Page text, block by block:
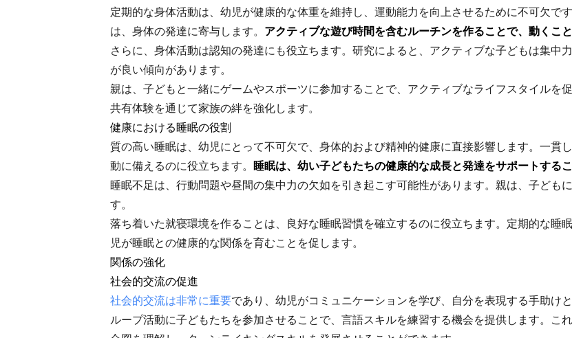
定期的な身体活動は、幼児が健康的な体重を維持し、運動能力を向上させるために不可欠で
は、身体の発達に寄与します。 アクティブな遊び時間を含むルーチンを作ることで、動くこ
さらに、身体活動は認知の発達にも役立ちます。研究によると、アクティブな子どもは集中
が良い傾向があります。
親は、子どもと一緒にゲームやスポーツに参加することで、アクティブなライフスタイルを
共有体験を通じて家族の絆を強化します。
健康における睡眠の役割
質の高い睡眠は、幼児にとって不可欠で、身体的および精神的健康に直接影響します。一貫
動に備えるのに役立ちます。 睡眠は、幼い子どもたちの健康的な成長と発達をサポートする
睡眠不足は、行動問題や昼間の集中力の欠如を引き起こす可能性があります。親は、子ども
す。
落ち着いた就寝環境を作ることは、良好な睡眠習慣を確立するのに役立ちます。定期的な睡
児が睡眠との健康的な関係を育むことを促します。
関係の強化
社会的交流の促進
社会的交流は非常に重要であり、幼児がコミュニケーションを学び、自分を表現する手助け
ループ活動に子どもたちを参加させることで、言語スキルを練習する機会を提供します。こ